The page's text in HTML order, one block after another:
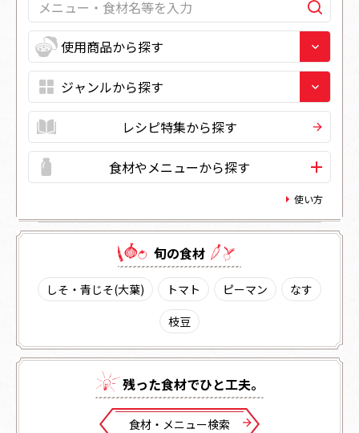
レシピ特集から探す
食材やメニューから探す
使い方
旬の⾷材
しそ・青じそ(大葉) トマト ピーマン
なす
枝豆
残った⾷材でひと⼯夫。
⾷材・メニュー検索